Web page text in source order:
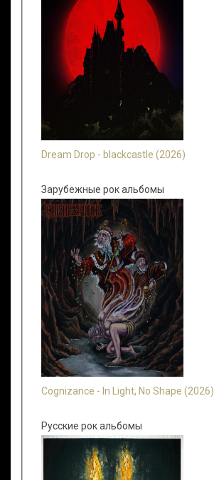
Dream Drop - blackcastle (2026)
Зарубежные рок альбомы
Cognizance - In Light, No Shape (2026)
Русские рок альбомы